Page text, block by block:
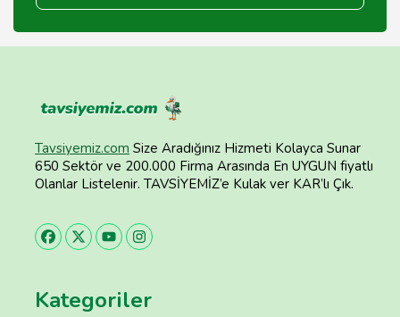
Tavsiyemiz.com Size Aradığınız Hizmeti Kolayca Sunar
650 Sektör ve 200.000 Firma Arasında En UYGUN fiyatlı
Olanlar Listelenir. TAVSİYEMİZ’e Kulak ver KAR’lı Çık.
Kategoriler